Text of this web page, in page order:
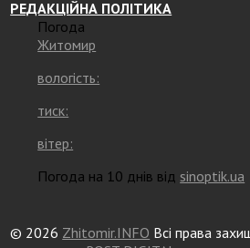
РЕДАКЦІЙНА ПОЛІТИКА
Погода
Житомир
вологість:
тиск:
вітер:
Погода на 10 днів від sinoptik.ua
© 2026 Zhitomir.INFO Всі права